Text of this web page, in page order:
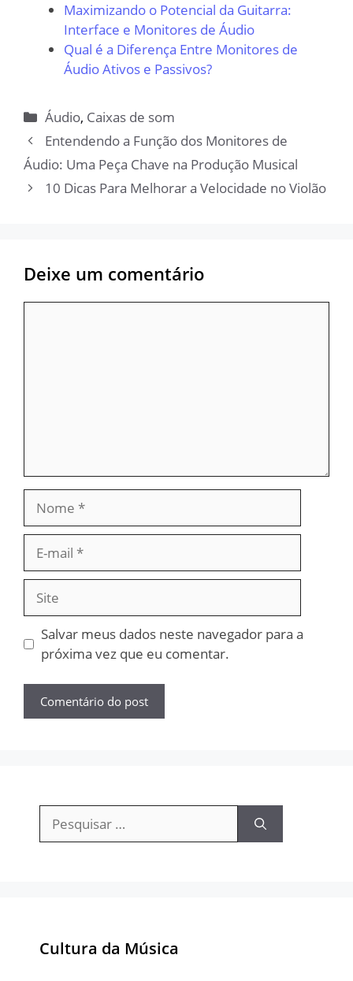
Maximizando o Potencial da Guitarra:
Interface e Monitores de Áudio
Qual é a Diferença Entre Monitores de
Áudio Ativos e Passivos?
Categorias
Áudio, Caixas de som
Entendendo a Função dos Monitores de
Áudio: Uma Peça Chave na Produção Musical
10 Dicas Para Melhorar a Velocidade no Violão
Deixe um comentário
mail
Site
Salvar meus dados neste navegador para a
próxima vez que eu comentar.
Pesquisar
por:
Cultura da Música